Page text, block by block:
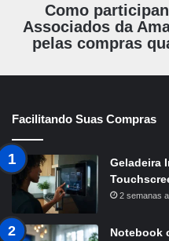
Como
Associados da
pelas compras
Facilitando Suas Compras
Geladeira
2 semanas
Notebook